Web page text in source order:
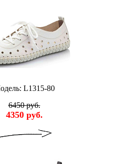
L1315-80
6450 руб.
4350 руб.